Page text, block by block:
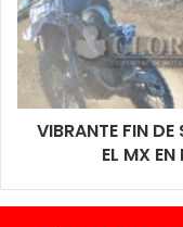
VIBRANTE FIN
EL MX